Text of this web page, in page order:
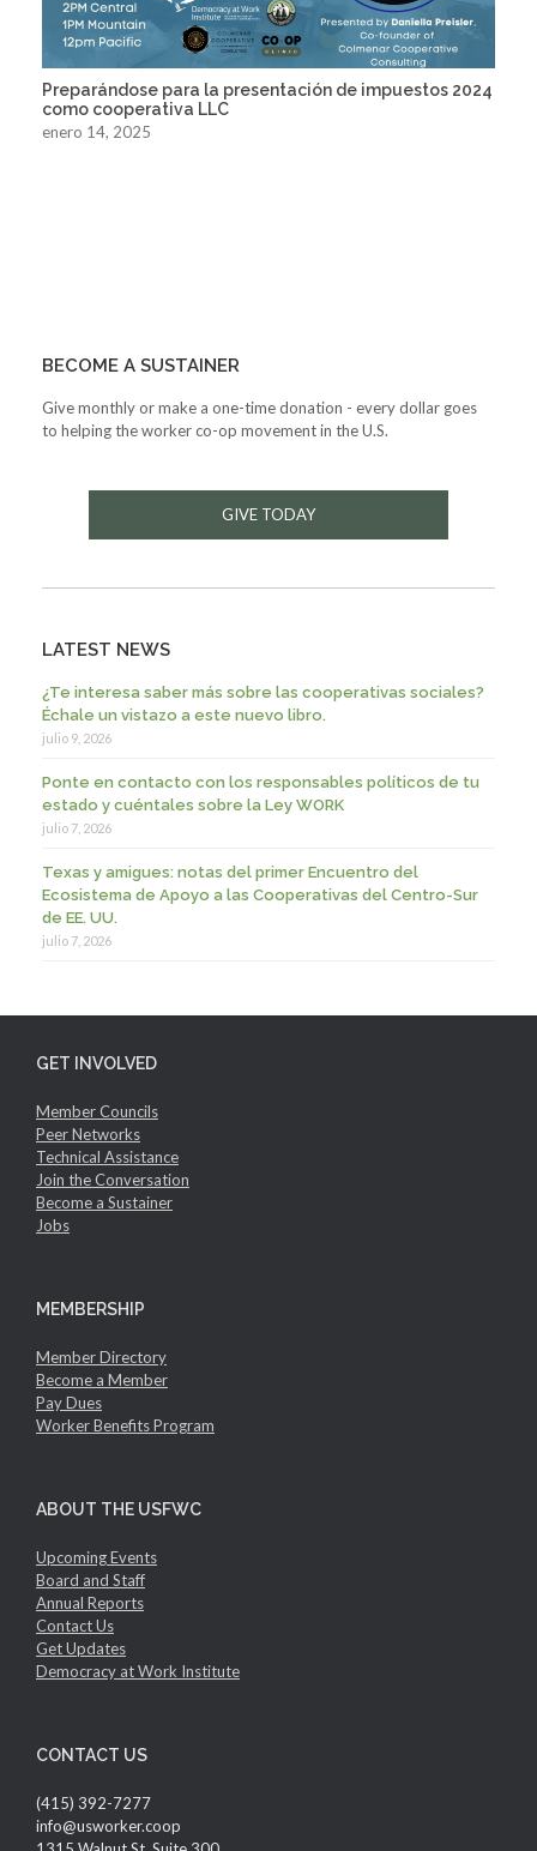
Preparándose para la presentación de impuestos 2024
como cooperativa LLC
enero 14, 2025
BECOME A SUSTAINER
Give monthly or make a one-time donation - every dollar goes
to helping the worker co-op movement in the U.S.
GIVE TODAY
LATEST NEWS
¿Te interesa saber más sobre las cooperativas sociales?
Échale un vistazo a este nuevo libro.
julio 9, 2026
Ponte en contacto con los responsables políticos de tu
estado y cuéntales sobre la Ley WORK
julio 7, 2026
Texas y amigues: notas del primer Encuentro del
Ecosistema de Apoyo a las Cooperativas del Centro-Sur
de EE. UU.
julio 7, 2026
GET INVOLVED
Member Councils
Peer Networks
Technical Assistance
Join the Conversation
Become a Sustainer
Jobs
MEMBERSHIP
Member Directory
Become a Member
Pay Dues
Worker Benefits Program
ABOUT THE USFWC
Upcoming Events
Board and Staff
Annual Reports
Contact Us
Get Updates
Democracy at Work Institute
CONTACT US
(415) 392-7277
info@usworker.coop